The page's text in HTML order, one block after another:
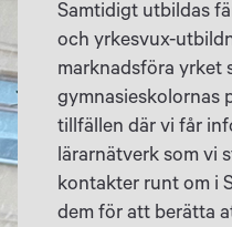
Samtidigt utbildas
och yrkesvux-
marknadsföra yrket
gymnasieskolornas
tillfällen där vi får
lärarnätverk som vi
kontakter runt om i
dem för att berätta